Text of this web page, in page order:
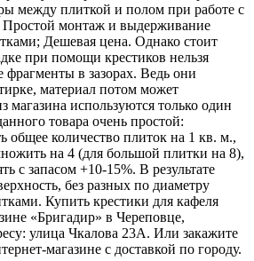
между плиткой и полом при работе с
Простой монтаж и выдерживание
Дешевая цена. Однако стоит
при помощи крестиков нельзя
фрагменты в зазорах. Ведь они
материал потом может
магазина используются только один
товара очень простой:
общее количество плиток на 1 кв. м.,
на 4 (для большой плитки на 8),
с запасом +10-15%. В результате
без разных по диаметру
Купить крестики для кафеля
«Бригадир» в Череповце,
улица Чкалова 23А. Или закажите
магазине с доставкой по городу.